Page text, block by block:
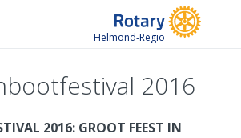
Helmond-Regio
2016
2016: GROOT FEEST IN